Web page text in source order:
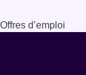
Offres d’emploi